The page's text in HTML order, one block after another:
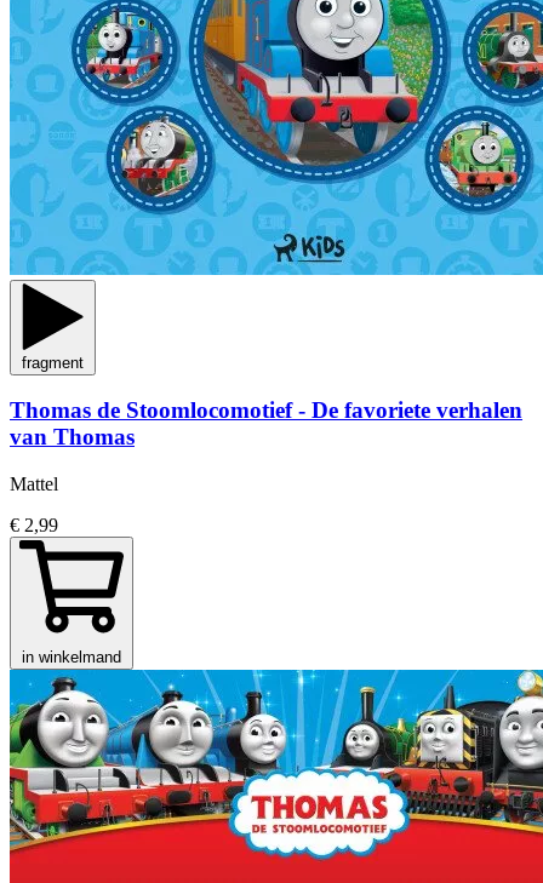
fragment
Thomas de Stoomlocomotief - De favoriete verhalen
van Thomas
Mattel
€ 2,99
in winkelmand